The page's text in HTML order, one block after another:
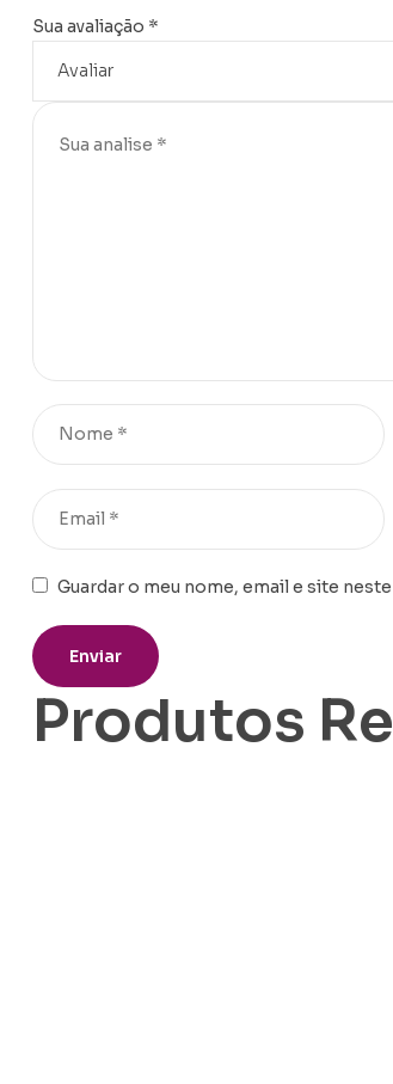
Sua avaliação *
Guardar o meu nome, email e site
Produtos